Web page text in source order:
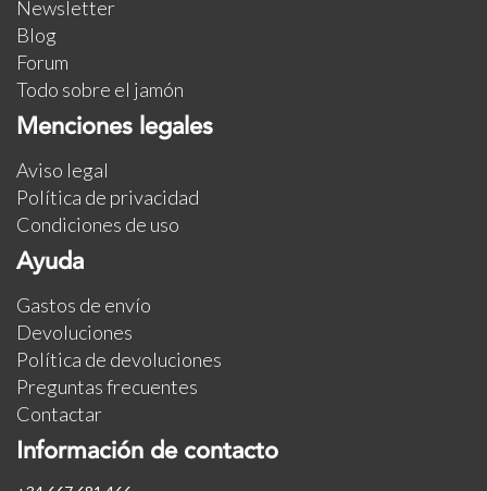
Newsletter
Blog
Forum
Todo sobre el jamón
Menciones legales
Aviso legal
Política de privacidad
Condiciones de uso
Ayuda
Gastos de envío
Devoluciones
Política de devoluciones
Preguntas frecuentes
Contactar
Información de contacto